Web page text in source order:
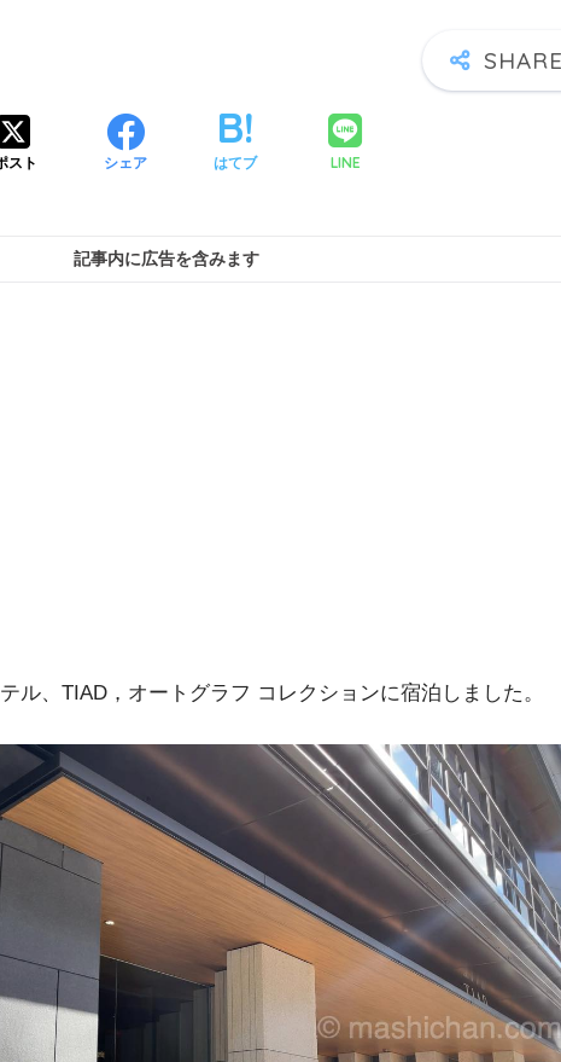
スト シェア はてブ LINE
記事内に広告を含みます
ル、TIAD，オートグラフ コレクションに宿泊しました。